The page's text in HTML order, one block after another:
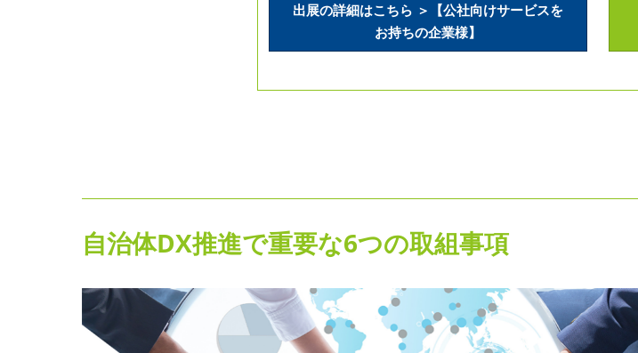
出展の詳細はこちら ＞【公社向けサービスを
お持ちの企業様】
自治体DX推進で重要な6つの取組事項